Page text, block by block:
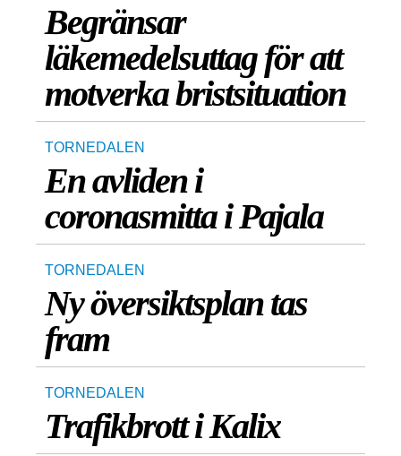
Begränsar
läkemedelsuttag för att
motverka bristsituation
TORNEDALEN
En avliden i
coronasmitta i Pajala
TORNEDALEN
Ny översiktsplan tas
fram
TORNEDALEN
Trafikbrott i Kalix